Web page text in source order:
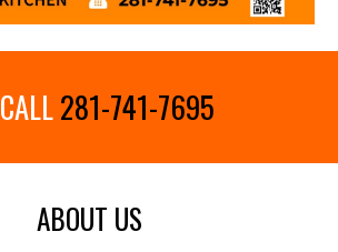
CALL281-741-7695
ABOUT US